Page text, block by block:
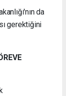
da
gerektiğini